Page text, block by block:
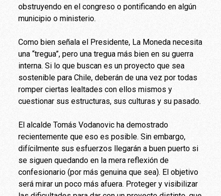
obstruyendo en el congreso o pontificando en algún
municipio o ministerio.
Como bien señala el Presidente, La Moneda necesita
una “tregua”, pero una tregua más bien en su guerra
interna. Si lo que buscan es un proyecto que sea
sostenible para Chile, deberán de una vez por todas
romper ciertas lealtades con ellos mismos y
cuestionar sus estructuras, sus culturas y su pasado.
El alcalde Tomás Vodanovic ha demostrado
recientemente que eso es posible. Sin embargo,
difícilmente sus esfuerzos llegarán a buen puerto si
se siguen quedando en la mera reflexión de
confesionario (por más genuina que sea). El objetivo
será mirar un poco más afuera. Proteger y visibilizar